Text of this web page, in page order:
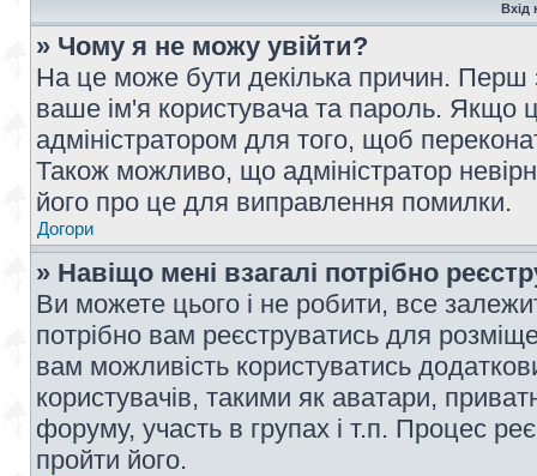
Вхід
» Чому я не можу увійти?
На це може бути декілька причин. Перш
ваше ім'я користувача та пароль. Якщо
адміністратором для того, щоб
Також можливо, що адміністратор
його про це для виправлення помилки.
Догори
» Навіщо мені взагалі потрібно
Ви можете цього і не робити, все
потрібно вам реєструватись для
вам можливість користуватись
користувачів, такими як аватари,
форуму, участь в групах і т.п. Процес
пройти його.